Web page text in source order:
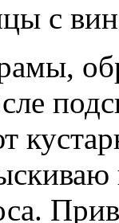
с